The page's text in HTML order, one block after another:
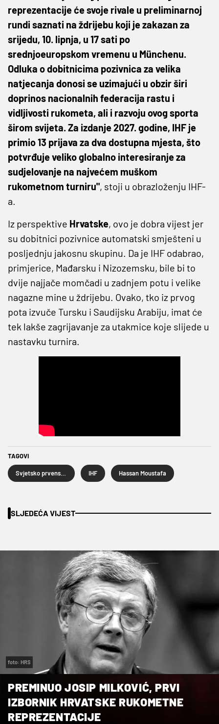
reprezentacije će svoje rivale u preliminarnoj
rundi saznati na ždrijebu koji je zakazan za
srijedu, 10. lipnja, u 17 sati po
srednjoeuropskom vremenu u Münchenu.
Odluka o dobitnicima pozivnica za velika
natjecanja donosi se uzimajući u obzir širi
doprinos nacionalnih federacija rastu i
vidljivosti rukometa, ali i razvoju ovog sporta
širom svijeta. Za izdanje 2027. godine, IHF je
primio 13 prijava za dva dostupna mjesta, što
potvrđuje veliko globalno interesiranje za
sudjelovanje na najvećem muškom
rukometnom turniru", stoji u obrazloženju IHF-
a.
Iz perspektive Hrvatske, ovo je dobra vijest jer
su dobitnici pozivnice automatski smješteni u
posljednju jakosnu skupinu. Da je IHF odabrao,
primjerice, Mađarsku i Nizozemsku, bile bi to
dvije najjače momčadi u zadnjem potu i velike
nagazne mine u ždrijebu. Ovako, tko iz prvog
pota izvuče Tursku i Saudijsku Arabiju, imat će
tek lakše zagrijavanje za utakmice koje slijede u
nastavku turnira.
TAGOVI
IHF Hassan Moustafa
SLJEDEĆA VIJEST
foto: HRS
PREMINUO JOSIP MILKOVIĆ, PRVI
IZBORNIK HRVATSKE RUKOMETNE
REPREZENTACIJE